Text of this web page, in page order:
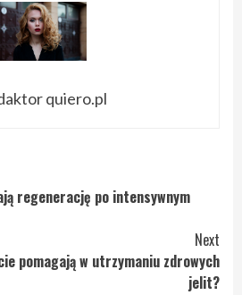
quiero.pl
regenerację po intensywnym
Next
pomagają w utrzymaniu zdrowych
jelit?